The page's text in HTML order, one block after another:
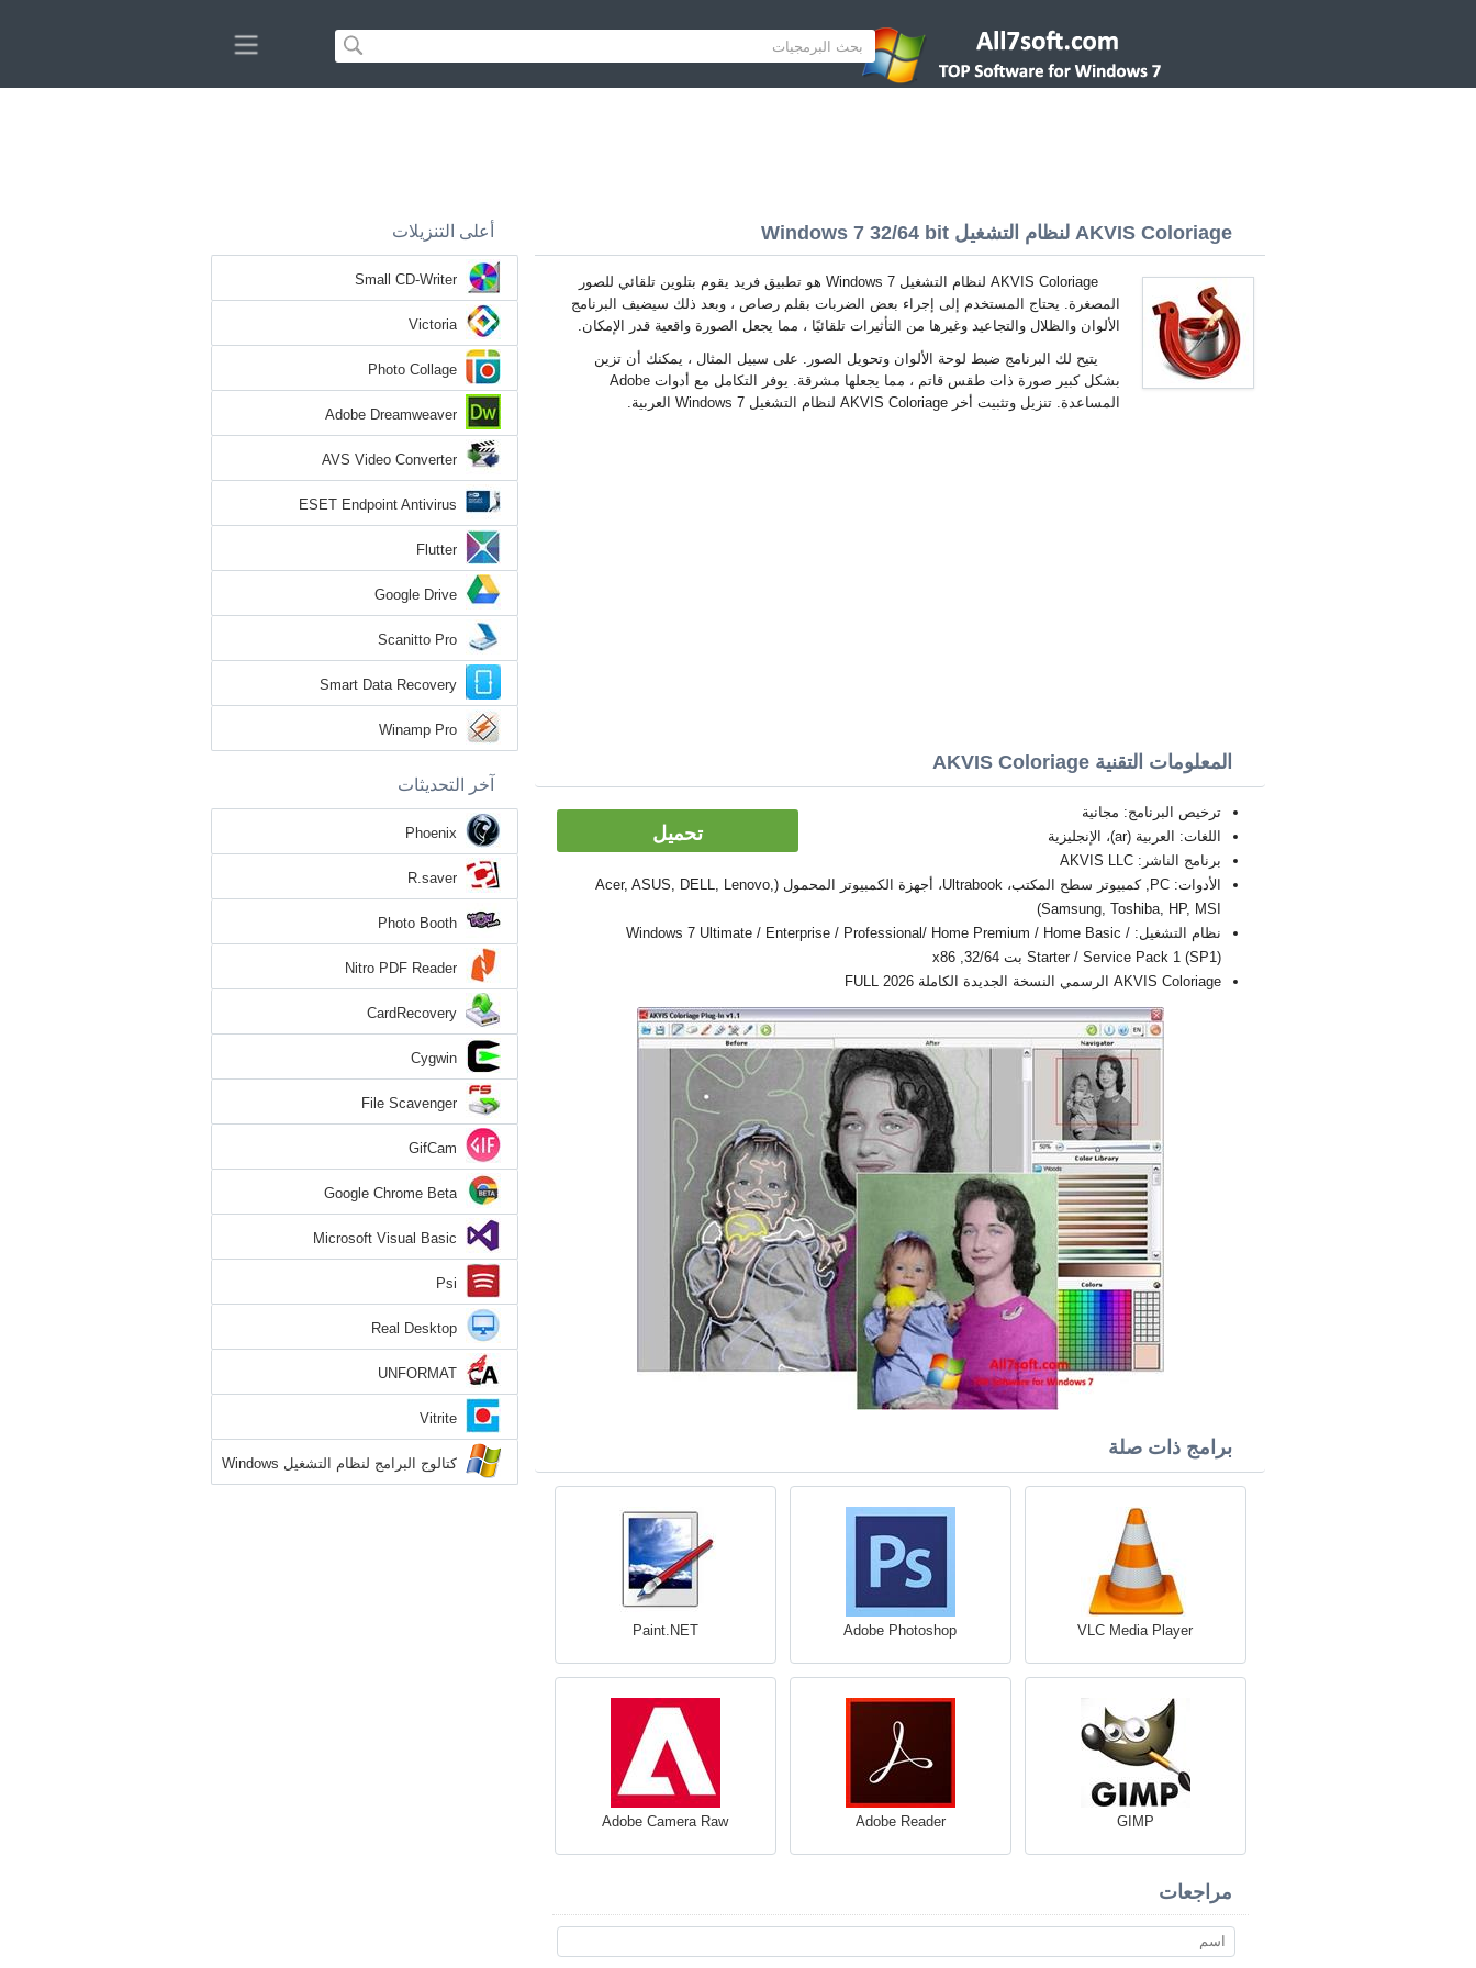
AKVIS Coloriage لنظام التشغيل Windows 7 32/64 bit
AKVIS Coloriage لنظام التشغيل Windows 7 هو تطبيق فريد يقوم بتلوين تلقائي للصور
المصغرة. يحتاج المستخدم إلى إجراء بعض الضربات بقلم رصاص ، وبعد ذلك سيضيف البرنامج
الألوان والظلال والتجاعيد وغيرها من التأثيرات تلقائيًا ، مما يجعل الصورة واقعية قدر الإمكان.
يتيح لك البرنامج ضبط لوحة الألوان وتحويل الصور. على سبيل المثال ، يمكنك أن تزين
بشكل كبير صورة ذات طقس قاتم ، مما يجعلها مشرقة. يوفر التكامل مع أدوات Adobe
المساعدة. تنزيل وتثبيت أخر AKVIS Coloriage لنظام التشغيل Windows 7 العربية.
المعلومات التقنية AKVIS Coloriage
تحميل
ترخيص البرنامج: مجانية
اللغات: العربية (ar)، الإنجليزية
برنامج الناشر: AKVIS LLC
الأدوات: PC, كمبيوتر سطح المكتب، Ultrabook، أجهزة الكمبيوتر المحمول (Acer, ASUS, DELL, Lenovo,
Samsung, Toshiba, HP, MSI)
نظام التشغيل: Windows 7 Ultimate / Enterprise / Professional/ Home Premium / Home Basic /
Starter / Service Pack 1 (SP1) بت 32/64, x86
AKVIS Coloriage الرسمي النسخة الجديدة الكاملة FULL 2026
برامج ذات صلة
VLC Media Player
Adobe Photoshop
Paint.NET
GIMP
Adobe Reader
Adobe Camera Raw
مراجعات
أعلى التنزيلات
Small CD-Writer
Victoria
Photo Collage
Adobe Dreamweaver
AVS Video Converter
ESET Endpoint Antivirus
Flutter
Google Drive
Scanitto Pro
Smart Data Recovery
Winamp Pro
آخر التحديثات
Phoenix
R.saver
Photo Booth
Nitro PDF Reader
CardRecovery
Cygwin
File Scavenger
GifCam
Google Chrome Beta
Microsoft Visual Basic
Psi
Real Desktop
UNFORMAT
Vitrite
كتالوج البرامج لنظام التشغيل Windows
7